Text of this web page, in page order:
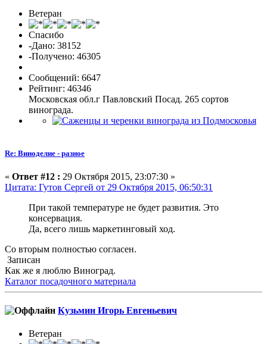
Ветеран
Спасибо
-Дано: 38152
-Получено: 46305
Сообщений: 6647
Рейтинг: 46346
Московская обл.г Павловский Посад. 265 сортов
винограда.
Re: Виноделие - разное
« Ответ #12 : 29 Октября 2015, 23:07:30 »
Цитата: Гутов Сергей от 29 Октября 2015, 06:50:31
При такой температуре не будет развития. Это
консервация.
Да, всего лишь маркетинговый ход.
Со вторым полностью согласен.
Записан
Как же я люблю Виноград.
Каталог посадочного материала
Кузьмин Игорь Евгеньевич
Ветеран